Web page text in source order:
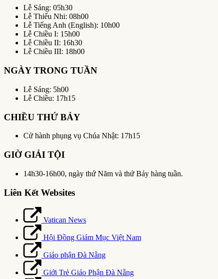
Lễ Sáng: 05h30
Lễ Thiếu Nhi: 08h00
Lễ Tiếng Anh (English): 10h00
Lễ Chiều I: 15h00
Lễ Chiều II: 16h30
Lễ Chiều III: 18h00
NGÀY TRONG TUẦN
Lễ Sáng: 5h00
Lễ Chiều: 17h15
CHIỀU THỨ BẢY
Cử hành phụng vụ Chúa Nhật: 17h15
GIỜ GIẢI TỘI
14h30-16h00, ngày thứ Năm và thứ Bảy hàng tuần.
Liên Kết Websites
Vatican News
Hội Đồng Giám Mục Việt Nam
Giáo phận Đà Nẵng
Giới Trẻ Giáo Phận Đà Nẵng